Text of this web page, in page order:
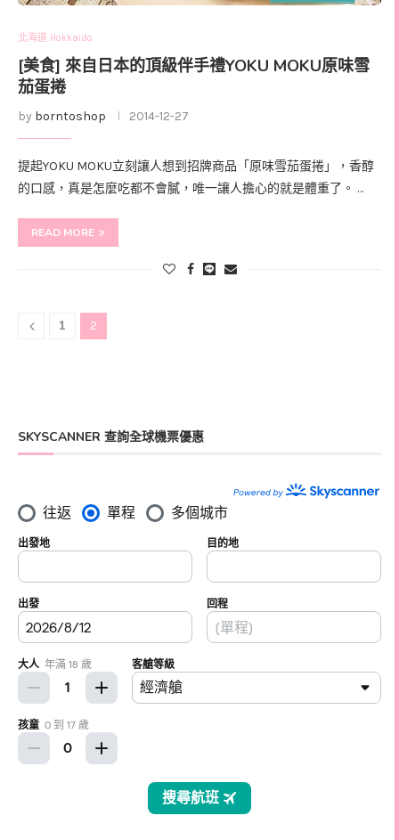
北海道 Hokkaido
[美食] 來自日本的頂級伴手禮YOKU MOKU原味雪
茄蛋捲
by borntoshop 2014-12-27
提起YOKU MOKU立刻讓人想到招牌商品「原味雪茄蛋捲」，香醇
的口感，真是怎麼吃都不會膩，唯一讓人擔心的就是體重了。 …
READ MORE
1 2
SKYSCANNER 查詢全球機票優惠